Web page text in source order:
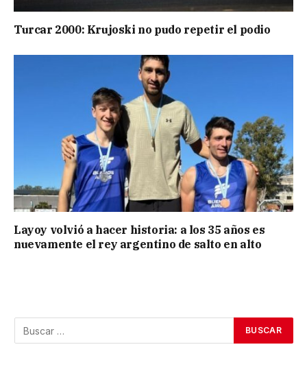
Turcar 2000: Krujoski no pudo repetir el podio
Layoy volvió a hacer historia: a los 35 años es
nuevamente el rey argentino de salto en alto